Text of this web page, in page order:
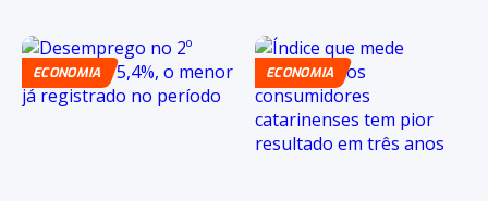
ECONOMIA ECONOMIA